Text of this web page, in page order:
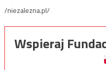
/niezalezna.pl/
Wspieraj